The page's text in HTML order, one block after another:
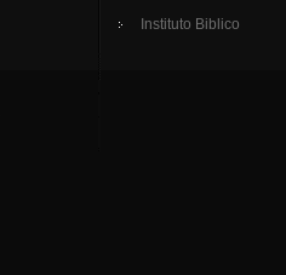
Instituto Biblico